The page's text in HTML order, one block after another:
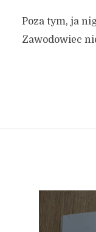
Poza tym, ja
Zawodowiec